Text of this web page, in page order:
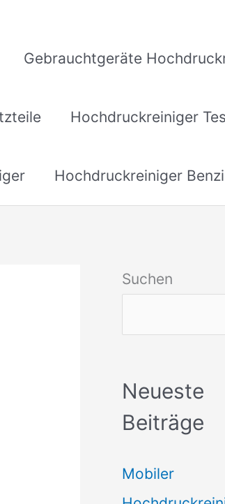
Gebrauchtgeräte
Hochdruckreiniger
Hochdruckreiniger
Suchen
Neueste
Beiträge
Mobiler